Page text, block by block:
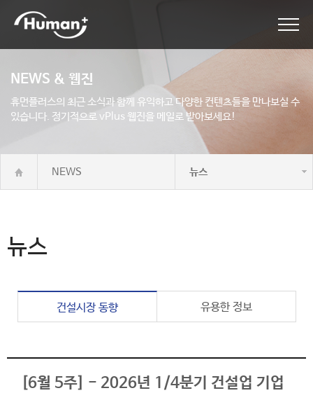
NEWS & 웹진
휴먼플러스의 최근 소식과 함께 유익하고 다양한 컨텐츠들을 만나보실 수
있습니다. 정기적으로 vPlus 웹진을 메일로 받아보세요!
NEWS 뉴스
뉴스
건설시장 동향 유용한 정보
[6월 5주] - 2026년 1/4분기 건설업 기업